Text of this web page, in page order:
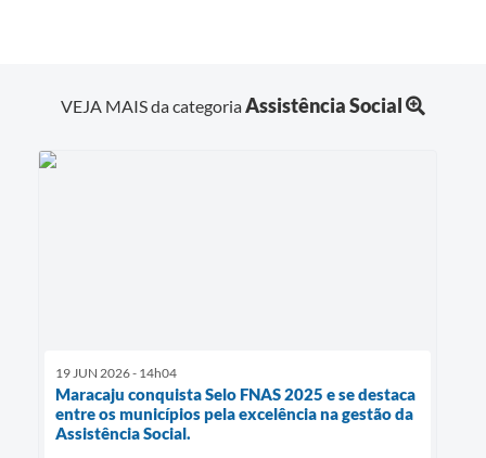
VEJA MAIS da categoriaAssistência Social
19 JUN 2026 - 14h04
Maracaju conquista Selo FNAS 2025 e se destaca
entre os municípios pela excelência na gestão da
Assistência Social.